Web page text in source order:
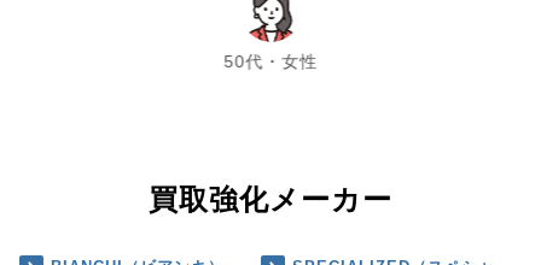
50代・女性
chevron_left chevron_right
買取強化メーカー